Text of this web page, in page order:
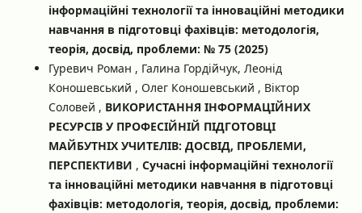
інформаційні технології та інноваційні методики
навчання в підготовці фахівців: методологія,
теорія, досвід, проблеми: № 75 (2025)
Гуревич Роман , Галина Гордійчук, Леонід
Коношевський , Олег Коношевський , Віктор
Соловей , ВИКОРИСТАННЯ ІНФОРМАЦІЙНИХ
РЕСУРСІВ У ПРОФЕСІЙНІЙ ПІДГОТОВЦІ
МАЙБУТНІХ УЧИТЕЛІВ: ДОСВІД, ПРОБЛЕМИ,
ПЕРСПЕКТИВИ , Сучасні інформаційні технології
та інноваційні методики навчання в підготовці
фахівців: методологія, теорія, досвід, проблеми: